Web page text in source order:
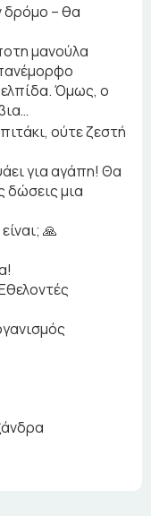
δρόμο – θα
μανούλα
Όμως, ο
ούτε ζεστή
για αγάπη! Θα
δώσεις μια
🙏